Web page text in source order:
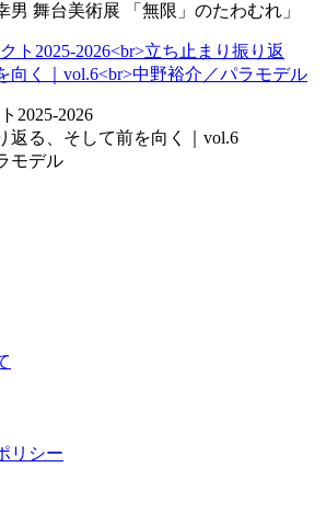
男 舞台美術展 「無限」のたわむれ」
2025-2026
返る、そして前を向く｜vol.6
モデル
リシー